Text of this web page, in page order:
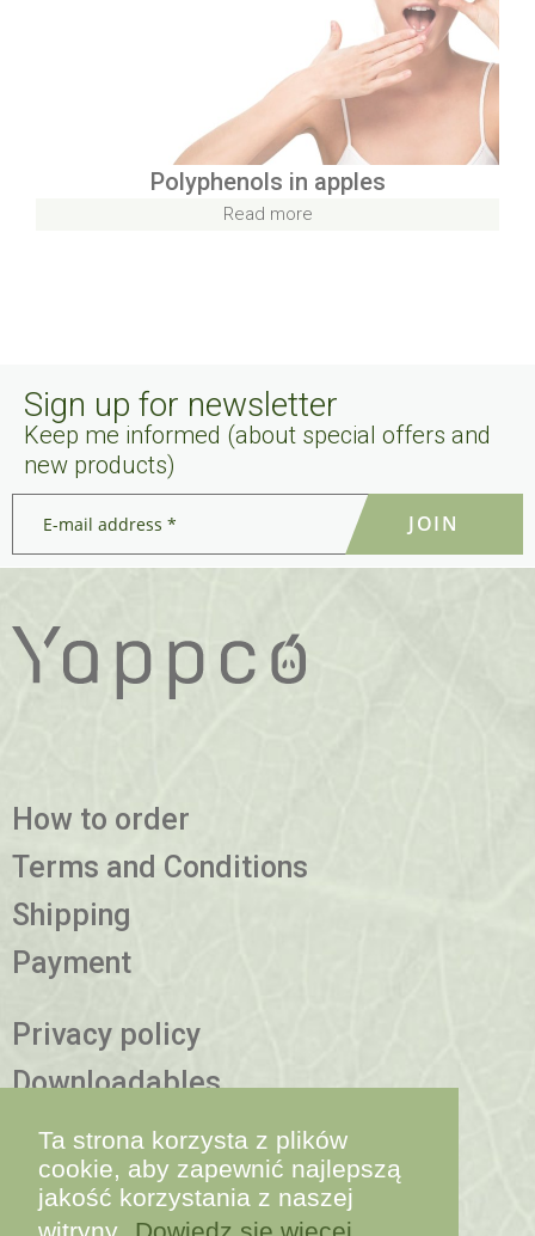
Ta strona korzysta z plików
cookie, aby zapewnić najlepszą
jakość korzystania z naszej
Polyphenols in apples
Read more
Sign up for newsletter
Keep me informed (about special offers and
new products)
mail
address
How to order
Terms and Conditions
Shipping
Payment
Privacy policy
Downloadables
More information
contact@yappco.bio